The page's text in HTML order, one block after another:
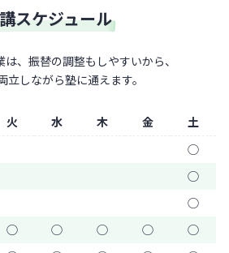
スケジュール
、振替の調整もしやすいから、
立しながら塾に通えます。
火 水 木 金
土
◯
◯
◯
◯ ◯ ◯ ◯
◯